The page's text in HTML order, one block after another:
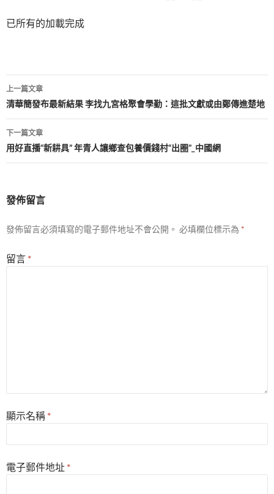
已所有的加載完成
文
章
導
覽
上一篇文章
清華簡發布最新結果 李找九宮格聚會學勤：這批文獻或由鄭傳進楚地
下一篇文章
用好直播“新耕具” 年青人讓鄉查包養價錢村“出圈”_中國網
發佈留言
發佈留言必須填寫的電子郵件地址不會公開。 必填欄位標示為 *
留言 *
顯示名稱 *
電子郵件地址 *